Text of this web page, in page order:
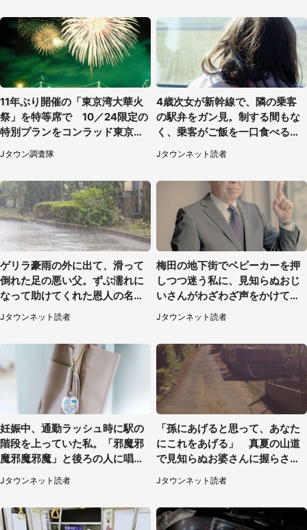
11年ぶり開催の「東京湾大華火
祭」を特等席で 10／24限定の
特別プランをコンラッド東京が
販売【8／3～10／16】
Jタウン調査隊
4歳次女が新幹線で、隣の乗客
の駅弁をガン見。制する間もな
く、乗客がご飯を一口食べると
（茨城県・50代女性）
Jタウンネット読者
ゲリラ豪雨の外に出て、滑って
倒れた足の悪い父。ずぶ濡れに
なって助けてくれた恩人の名前
Jタウンネット読者
梅田の地下街でベビーカーを押
しつつ迷う私に、見知らぬおじ
いさんがわざわざ声をかけてき
て（兵庫県・30代女性）
Jタウンネット読者
妊娠中、通勤ラッシュ時に駅の
階段を上っていた私。「邪魔邪
魔邪魔邪魔」と後ろの人に唱え
られて（神奈川県・30代女性）
Jタウンネット読者
「孫にあげると思って、あなた
にこれをあげる」 真夏の山道
で見知らぬお婆さんに握らされ
たもの（山口県・30代女性）
Jタウンネット読者